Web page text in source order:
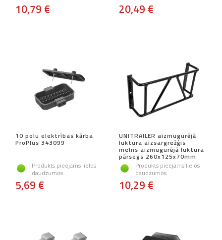
10,79 € 20,49 €
10 polu elektrības kārba
ProPlus 343099
Produkts pieejams lielos
daudzumos
5,69 €
UNITRAILER aizmugurējā
luktura aizsargrežģis
melns aizmugurējā luktura
pārsegs 260x125x70mm
Produkts pieejams lielos
daudzumos
10,29 €